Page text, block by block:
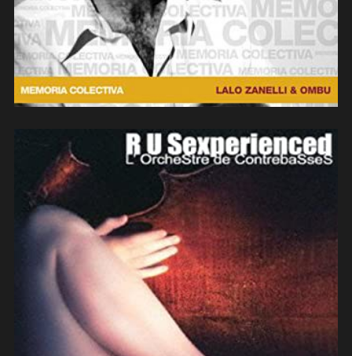
L’Orchestre de Contrebasses- R U
Sexperienced (2012)
(composition/contrebasse)